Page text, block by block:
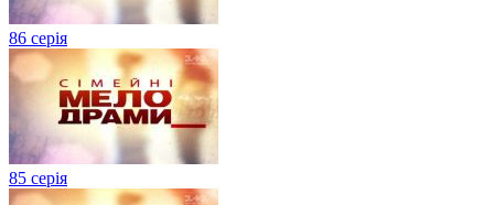
86 серія
85 серія